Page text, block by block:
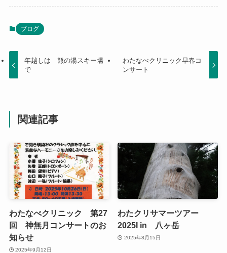
ブログ
年越しは 熊の湯スキー場
で
わたなべクリニック早春コ
ンサート
関連記事
わたなべクリニック 第27
回 神無月コンサートのお
知らせ
2025年9月12日
わたクリサマーツアー
2025I in 八ヶ岳
2025年8月15日